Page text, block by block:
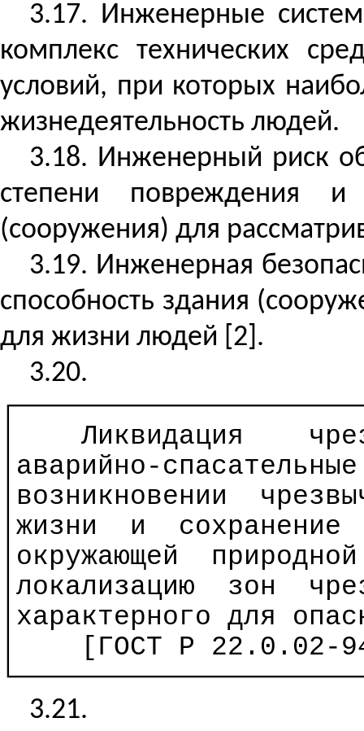
3.17. Инженерные
комплекс технических
условий, при которых
жизнедеятельность людей.
3.18. Инженерный риск
степени повреждения и
(сооружения) для
3.19. Инженерная
способность здания
для жизни людей [2].
3.20.
Ликвидация
│аварийно-
│возникновении
│жизни
и
сохранение
│окружающей
природной
│локализацию
зон
характерного для
[ГОСТ Р 22.0.02-
3.21.